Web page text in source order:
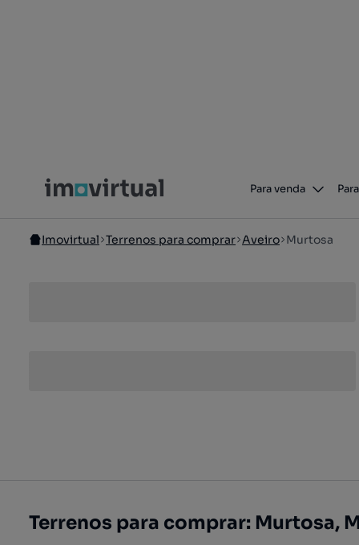
Para venda
Imovirtual Terrenos para comprar Aveiro Murtosa
Terrenos para comprar: Murtosa,